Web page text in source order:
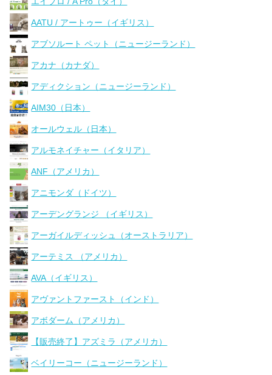
AATU / アートゥー（イギリス）
アブソルート ペット（ニュージーランド）
アカナ（カナダ）
アディクション（ニュージーランド）
AIM30（日本）
オールウェル（日本）
アルモネイチャー（イタリア）
ANF（アメリカ）
アニモンダ（ドイツ）
アーデングランジ （イギリス）
アーガイルディッシュ（オーストラリア）
アーテミス （アメリカ）
AVA（イギリス）
アヴァントファースト（インド）
アボダーム（アメリカ）
【販売終了】アズミラ（アメリカ）
ベイリーコー（ニュージーランド）